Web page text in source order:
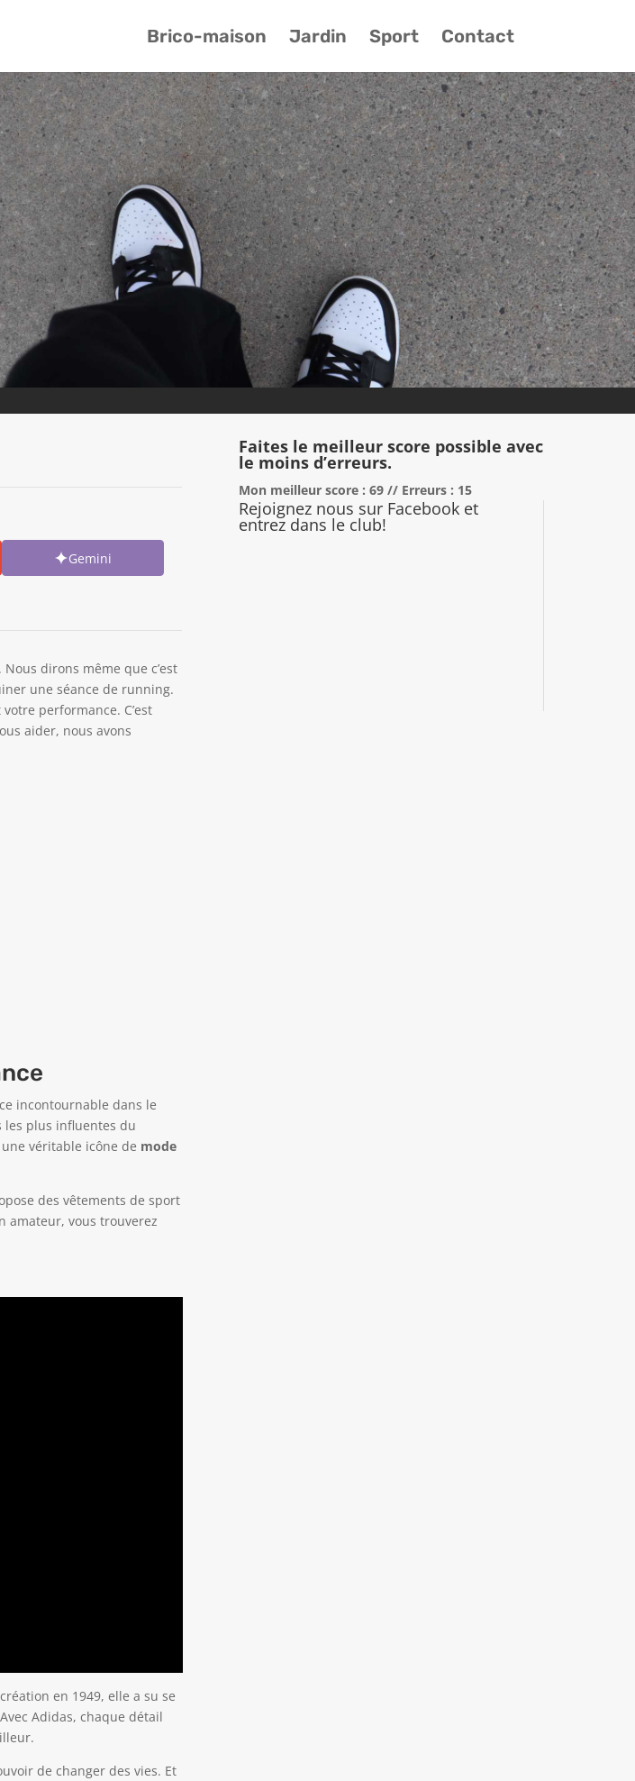
Brico-maison Jardin Sport Contact
Gemini
dirons même que c’est
une séance de running.
performance. C’est
aider, nous avons
incontournable dans le
les plus influentes du
véritable icône de mode
des vêtements de sport
amateur, vous trouverez
en 1949, elle a su se
Adidas, chaque détail
de changer des vies. Et
Faites le meilleur score possible avec
le moins d’erreurs.
Mon meilleur score : 69 // Erreurs : 15
Rejoignez nous sur Facebook et
entrez dans le club!